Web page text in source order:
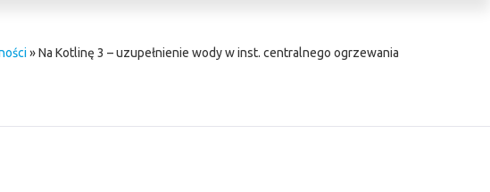
»Na Kotlinę 3 – uzupełnienie wody w inst. centralnego ogrzewania